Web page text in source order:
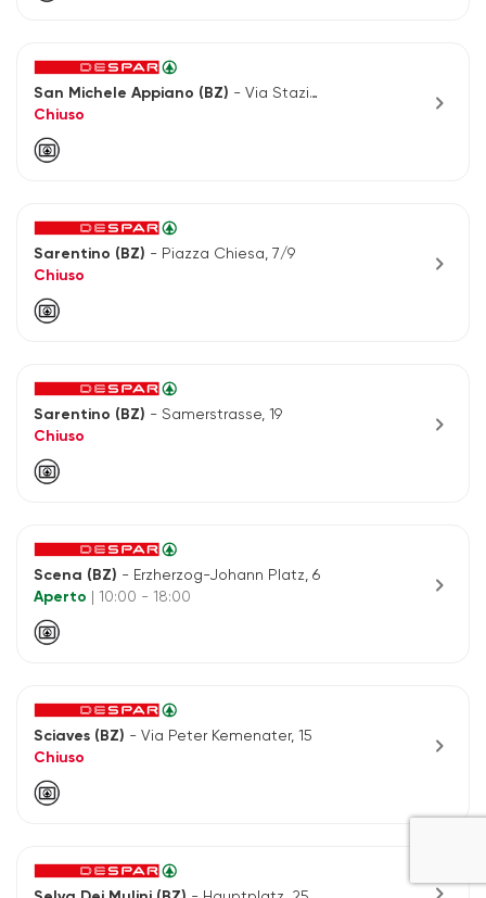
San Michele Appiano (BZ) - Via Stazione 8/10
Chiuso
chevron_right
Sarentino (BZ) - Piazza Chiesa, 7/9
Chiuso
chevron_right
Sarentino (BZ) - Samerstrasse, 19
Chiuso
chevron_right
Scena (BZ) - Erzherzog-Johann Platz, 6
Aperto
| 10:00 - 18:00 chevron_right
Sciaves (BZ) - Via Peter Kemenater, 15
Chiuso
chevron_right